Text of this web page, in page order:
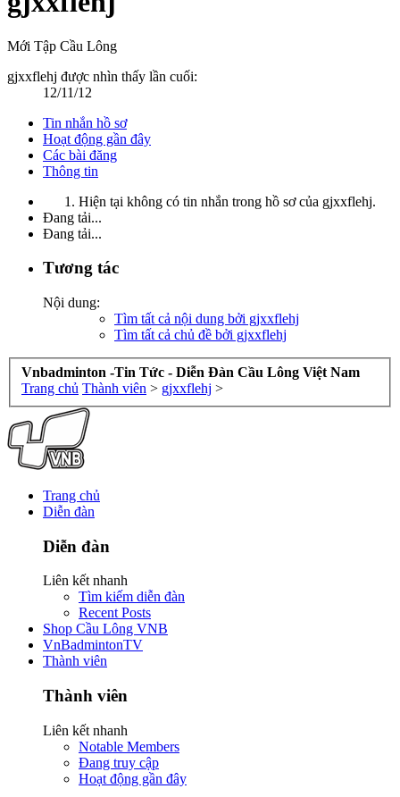
Mới Tập Cầu Lông
gjxxflehj được nhìn thấy lần cuối:
12/11/12
Tin nhắn hồ sơ
Hoạt động gần đây
Các bài đăng
Thông tin
Hiện tại không có tin nhắn trong hồ sơ của gjxxflehj.
Đang tải...
Đang tải...
Tương tác
Nội dung:
Tìm tất cả nội dung bởi gjxxflehj
Tìm tất cả chủ đề bởi gjxxflehj
Vnbadminton -Tin Tức - Diễn Đàn Cầu Lông Việt Nam
Trang chủ Thành viên > gjxxflehj >
Trang chủ
Diễn đàn
Diễn đàn
Liên kết nhanh
Tìm kiếm diễn đàn
Recent Posts
Shop Cầu Lông VNB
VnBadmintonTV
Thành viên
Thành viên
Liên kết nhanh
Notable Members
Đang truy cập
Hoạt động gần đây